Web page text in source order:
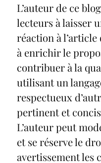
L’auteur de ce
lecteurs à laisser
réaction à
à enrichir le
contribuer à la
utilisant un
respectueux
pertinent et
L’auteur peut
et se réserve le
avertissement les